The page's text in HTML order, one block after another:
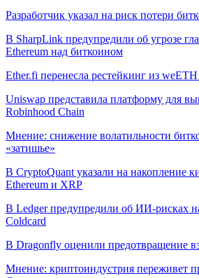
Разработчик указал на риск потери
В SharpLink предупредили об угрозе
Ethereum над биткоином
Ether.fi перенесла рестейкинг из
Uniswap представила платформу для
Robinhood Chain
Мнение: снижение волатильности
«затишье»
В CryptoQuant указали на накопление
Ethereum и XRP
В Ledger предупредили об ИИ-рисках
Coldcard
В Dragonfly оценили предотвращение
Мнение: криптоиндустрия переживет